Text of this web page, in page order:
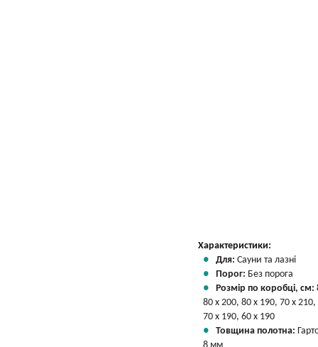
Характеристики:
Для: Сауни та лазні
Порог: Без порога
Розмір по коробці, см:
80 х 200, 80 х 190, 70 х
70 х 190, 60 х 190
Товщина полотна: